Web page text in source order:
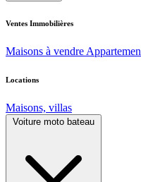
Ventes Immobilières
Maisons à vendre
Locations
Maisons, villas
Voiture moto bateau